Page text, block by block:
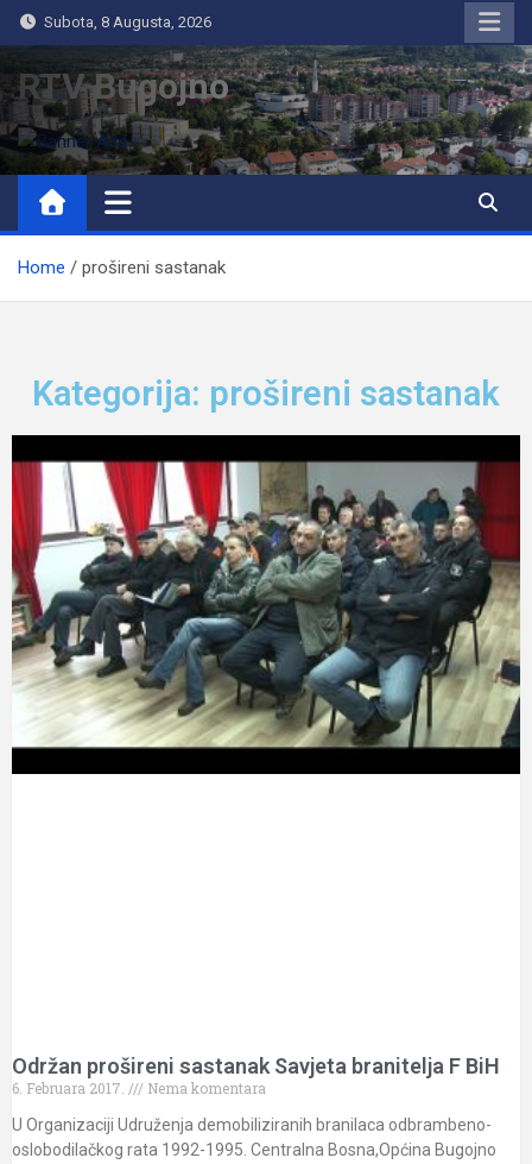
Subota, 8 Augusta, 2026
RTV Bugojno
Home prošireni sastanak
Kategorija: prošireni sastanak
Održan prošireni sastanak Savjeta branitelja F BiH
6. Februara 2017.
Nema komentara
U Organizaciji Udruženja demobiliziranih branilaca odbrambeno-
oslobodilačkog rata 1992-1995. Centralna Bosna,Općina Bugojno